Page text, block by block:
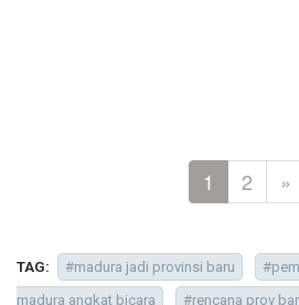
1 2 »
TAG:
#madura jadi provinsi baru
madura angkat bicara
#rencana prov